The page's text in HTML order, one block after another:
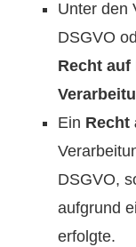
Unter den
DSGVO
Recht
Ein Recht
DSGVO,
aufgrund
erfolgte.